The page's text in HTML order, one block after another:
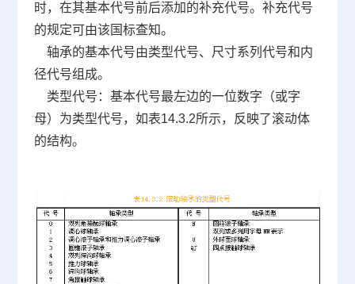
时，在其基本代号前后添加的补充代号。补充代号
的规定可由该国标查知。
轴承的基本代号由类型代号、尺寸系列代号和内
径代号组成。
类型代号：基本代号最左边的一位数字（或字
母）为类型代号，如表14.3.2所示，反映了滚动体
的结构。